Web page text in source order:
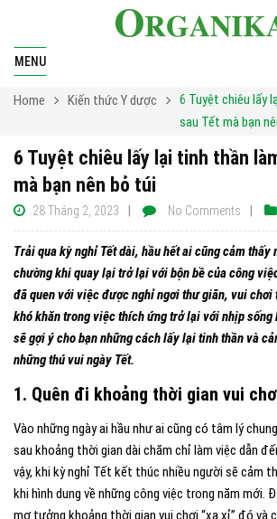
MENU
Home Kiến thức Y dược
6 Tuyệt chiêu lấy
sau Tết mà bạn
6 Tuyệt chiêu lấy lại tinh thần
mà bạn nên bỏ túi
28 Tháng 2, 2023 No Comments
Trải qua kỳ nghỉ Tết dài, hầu hết ai cũng cảm thấy
chường khi quay lại trở lại với bộn bề của công
đã quen với việc được nghỉ ngơi thư giãn, vui chơi
khó khăn trong việc thích ứng trở lại với nhịp
sẽ gợi ý cho bạn những cách lấy lại tinh thần và
những thú vui ngày Tết.
1. Quên đi khoảng thời gian vui
Vào những ngày ai hầu như ai cũng có tâm lý
sau khoảng thời gian dài chăm chỉ làm việc dẫn
vậy, khi kỳ nghỉ Tết kết thúc nhiều người sẽ cảm
khi hình dung về những công việc trong năm mới.
mơ tưởng khoảng thời gian vui chơi “xa xỉ” đó và